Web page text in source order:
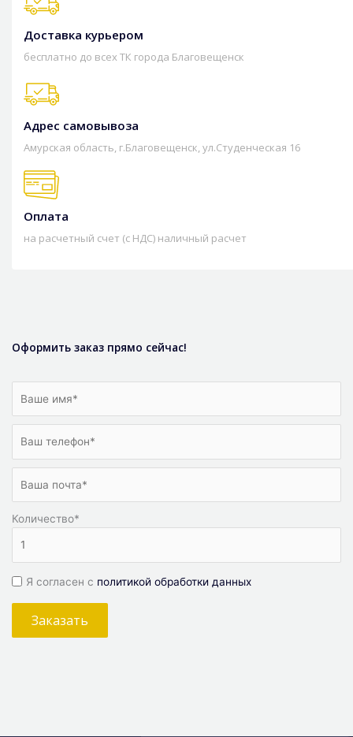
Доставка курьером
бесплатно до всех ТК города Благовещенск
Адрес самовывоза
Амурская область, г.Благовещенск, ул.Студенческая 16
Оплата
на расчетный счет (с НДС) наличный расчет
Оформить заказ прямо сейчас!
Количество*
Я согласен с политикой обработки данных
Заказать